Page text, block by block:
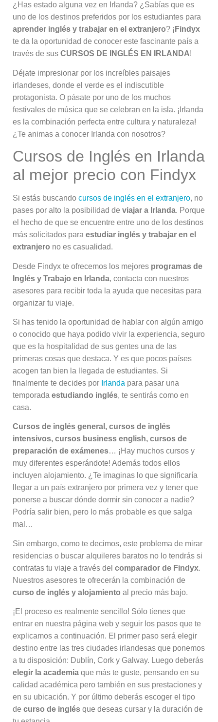
¿Has estado alguna vez en Irlanda? ¿Sabías que es
uno de los destinos preferidos por los estudiantes para
aprender inglés y trabajar en el extranjero? ¡ Findyx
te da la oportunidad de conocer este fascinante país a
través de susCURSOS DE INGLÉS EN IRLANDA!
Déjate impresionar por los increíbles paisajes
irlandeses, donde el verde es el indiscutible
protagonista. O pásate por uno de los muchos
festivales de música que se celebran en la isla. ¡Irlanda
es la combinación perfecta entre cultura y naturaleza!
¿Te animas a conocer Irlanda con nosotros?
Cursos de Inglés en Irlanda
al mejor precio con Findyx
Si estás buscandocursos de inglés en el extranjero, no
pases por alto la posibilidad deviajar a Irlanda. Porque
el hecho de que se encuentre entre uno de los destinos
más solicitados paraestudiar inglés y trabajar en el
extranjero no es casualidad.
Desde Findyx te ofrecemos los mejores programas de
Inglés y Trabajo en Irlanda, contacta con nuestros
asesores para recibir toda la ayuda que necesitas para
organizar tu viaje.
Si has tenido la oportunidad de hablar con algún amigo
o conocido que haya podido vivir la experiencia, seguro
que es la hospitalidad de sus gentes una de las
primeras cosas que destaca. Y es que pocos países
acogen tan bien la llegada de estudiantes. Si
finalmente te decides por Irlanda para pasar una
temporadaestudiando inglés, te sentirás como en
casa.
Cursos de inglés general, cursos de inglés
intensivos, cursos business english, cursos de
preparación de exámenes… ¡Hay muchos cursos y
muy diferentes esperándote! Además todos ellos
incluyen alojamiento. ¿Te imaginas lo que significaría
llegar a un país extranjero por primera vez y tener que
ponerse a buscar dónde dormir sin conocer a nadie?
Podría salir bien, pero lo más probable es que salga
mal…
Sin embargo, como te decimos, este problema de mirar
residencias o buscar alquileres baratos no lo tendrás si
contratas tu viaje a través delcomparador de Findyx.
Nuestros asesores te ofrecerán la combinación de
curso de inglés y alojamiento al precio más bajo.
¡El proceso es realmente sencillo! Sólo tienes que
entrar en nuestra página web y seguir los pasos que te
explicamos a continuación. El primer paso será elegir
destino entre las tres ciudades irlandesas que ponemos
a tu disposición: Dublín, Cork y Galway. Luego deberás
elegir la academia que más te guste, pensando en su
calidad académica pero también en sus prestaciones y
en su ubicación. Y por último deberás escoger el tipo
decurso de inglés que deseas cursar y la duración de